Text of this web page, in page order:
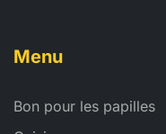
Menu
Bon pour les papilles